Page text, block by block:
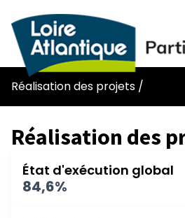
Réalisation des projets /
Réalisation des
État d'exécution global
84,6%